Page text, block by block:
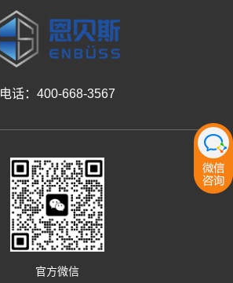
电话：400-668-3567
官方微信